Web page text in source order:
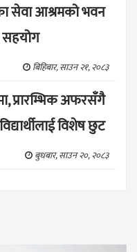
सेवा आश्रमको भवन
सहयोग
बिहिबार, साउन २१, २०८३
प्रारम्भिक अफरसँगै
विशेष छुट
बुधबार, साउन २०, २०८३